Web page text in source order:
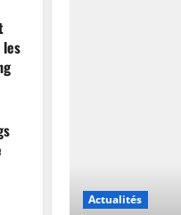
les
Actualités